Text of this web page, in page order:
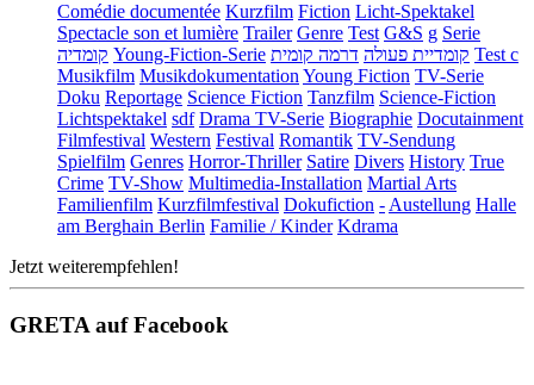
Comédie documentée Kurzfilm Fiction Licht-Spektakel
Spectacle son et lumière Trailer Genre Test G&S g Serie
קומדיה Young-Fiction-Serie קומדיית פעולה דרמה קומית
Test c
Musikfilm MusikdokumentationYoung Fiction TV-Serie
Doku Reportage Science Fiction Tanzfilm Science-Fiction
Lichtspektakel sdf Drama TV-Serie Biographie Docutainment
Filmfestival Western Festival Romantik TV-Sendung
Spielfilm Genres Horror-Thriller Satire Divers History True
Crime TV-Show Multimedia-Installation Martial Arts
Familienfilm Kurzfilmfestival Dokufiction -Austellung Halle
am Berghain Berlin Familie / Kinder Kdrama
Jetzt weiterempfehlen!
GRETA auf Facebook